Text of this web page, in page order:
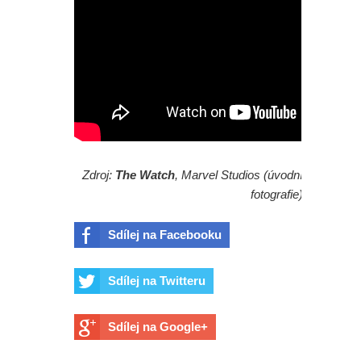
Zdroj: The Watch, Marvel Studios (úvodní
fotografie)
Sdílej na Facebooku
Sdílej na Twitteru
Sdílej na Google+